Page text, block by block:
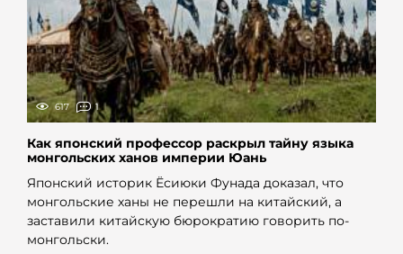
617 1
Как японский профессор раскрыл тайну языка
монгольских ханов империи Юань
Японский историк Ёсиюки Фунада доказал, что
монгольские ханы не перешли на китайский, а
заставили китайскую бюрократию говорить по-
монгольски.